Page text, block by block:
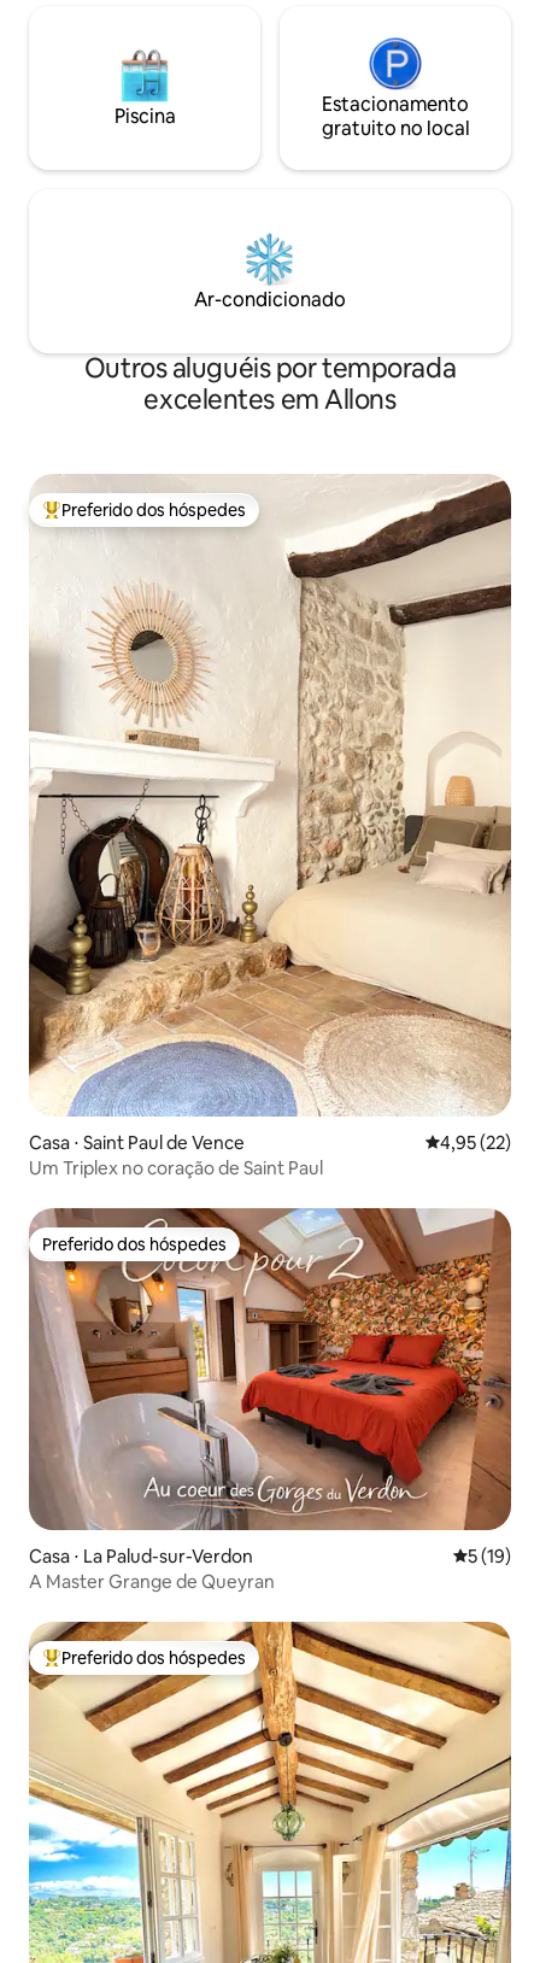
Piscina
Estacionamento
gratuito no local
Ar-condicionado
Outros aluguéis por temporada
excelentes em Allons
Entre os melhores preferidos dos hóspedes
Preferido dos hóspedes
Casa ⋅ Saint Paul de Vence 4,95 de uma
4,95 (22)
Um Triplex no coração de Saint Paul
Preferido dos hóspedes
Preferido dos hóspedes
Casa ⋅ La Palud-sur-Verdon 5 de uma
5 (19)
A Master Grange de Queyran
Entre os melhores preferidos dos hóspedes
Preferido dos hóspedes